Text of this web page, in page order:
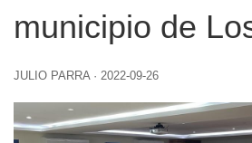
municipio de
JULIO PARRA · 2022-09-26